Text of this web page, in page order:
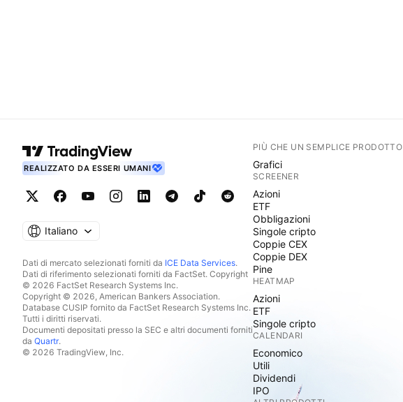
REALIZZATO DA ESSERI UMANI
Italiano
Dati di mercato selezionati forniti da ICE Data Services.
Dati di riferimento selezionati forniti da FactSet. Copyright
© 2026 FactSet Research Systems Inc.
Copyright © 2026, American Bankers Association.
Database CUSIP fornito da FactSet Research Systems Inc.
Tutti i diritti riservati.
Documenti depositati presso la SEC e altri documenti forniti
da Quartr.
© 2026 TradingView, Inc.
PIÙ CHE UN SEMPLICE PRODOTTO
Grafici
SCREENER
Azioni
ETF
Obbligazioni
Singole cripto
Coppie CEX
Coppie DEX
Pine
HEATMAP
Azioni
ETF
Singole cripto
CALENDARI
Economico
Utili
Dividendi
IPO